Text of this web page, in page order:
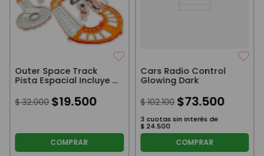
Outer Space Track
Pista Espacial Incluye 1
$ 32.000 $19.500
COMPRAR
Cars Radio Control
Glowing Dark
$ 102.100 $73.500
3 cuotas sin interés de
$ 24.500
COMPRAR